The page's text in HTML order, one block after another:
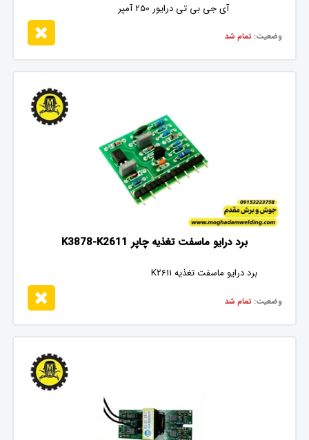
آی جی بی تی درایور 250 آمپر
وضعیت: تمام شد
برد درایو ماسفت تغذیه چاپر K3878-K2611
برد درایو ماسفت تغذیه K2611
وضعیت: تمام شد